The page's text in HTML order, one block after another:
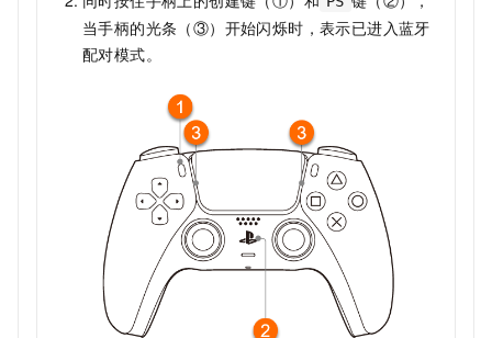
当手柄的光条（③）开始闪烁时，表示已进入蓝牙
配对模式。